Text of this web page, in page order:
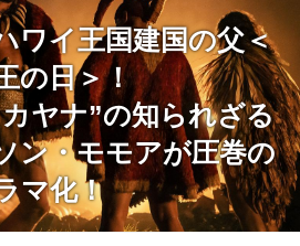
ワイ王国建国の父＜
の日＞！
ヤナ”の知られざる
ン・モモアが圧巻の
マ化！